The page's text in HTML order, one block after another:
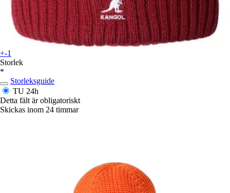
+-1
Storlek
*
Storleksguide
TU 24h
Detta fält är obligatoriskt
Skickas inom 24 timmar